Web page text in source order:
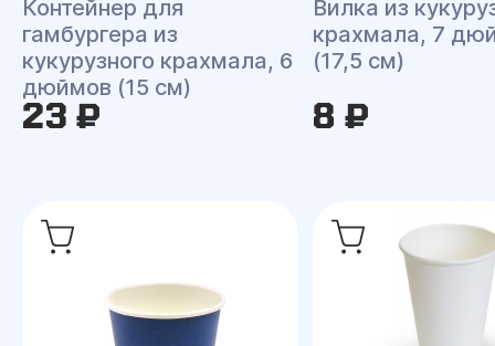
Контейнер для
гамбургера из
кукурузного крахмала, 6
дюймов (15 см)
23 ₽
Вилка из
крахмала, 7
(17,5 см)
8 ₽